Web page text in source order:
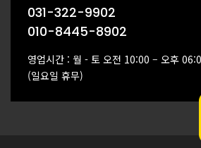
031-322-9902
010-8445-8902
영업시간 : 월 - 토 오전 10:00 – 오후
(일요일 휴무)